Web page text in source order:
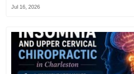
Jul 16, 2026